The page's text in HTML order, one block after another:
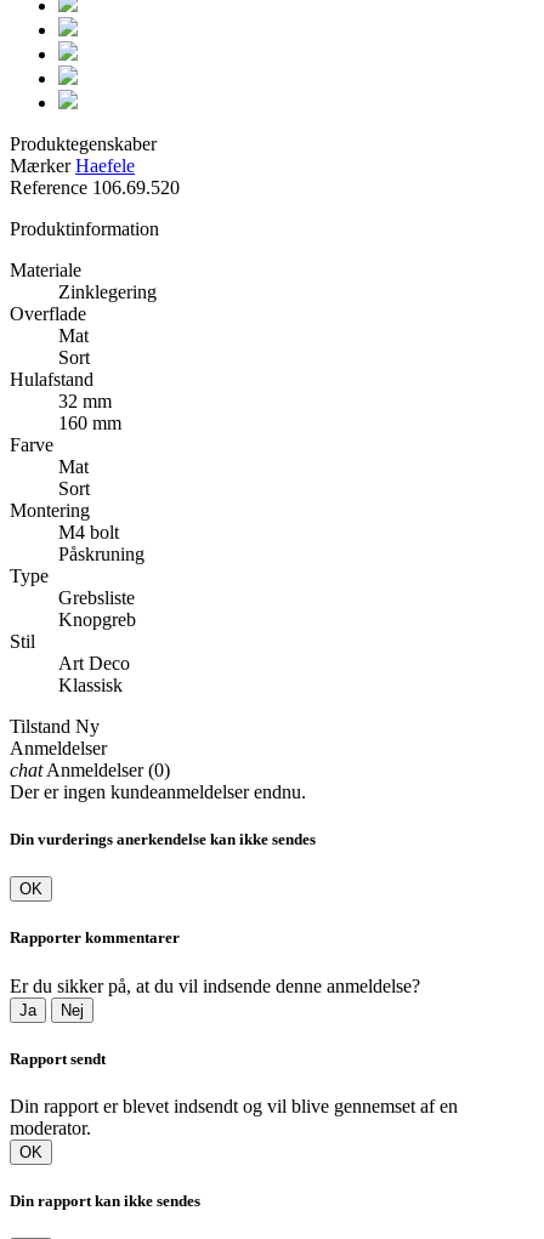
Produktegenskaber
Mærker Haefele
Reference 106.69.520
Produktinformation
Materiale
Zinklegering
Overflade
Mat
Sort
Hulafstand
32 mm
160 mm
Farve
Mat
Sort
Montering
M4 bolt
Påskruning
Type
Grebsliste
Knopgreb
Stil
Art Deco
Klassisk
Tilstand Ny
Anmeldelser
chatAnmeldelser (0)
Der er ingen kundeanmeldelser endnu.
Din vurderings anerkendelse kan ikke sendes
OK
Rapporter kommentarer
Er du sikker på, at du vil indsende denne anmeldelse?
Ja Nej
Rapport sendt
Din rapport er blevet indsendt og vil blive gennemset af en
moderator.
OK
Din rapport kan ikke sendes